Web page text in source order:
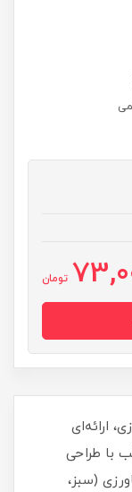
تومان
ارائه‌ای
با طراحی
(سبز،